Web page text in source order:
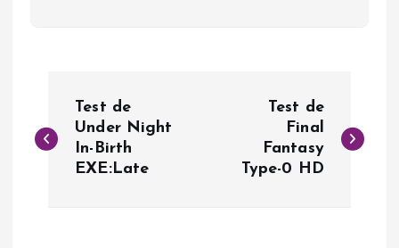
a
Test de
Under Night
In-Birth
EXE:Late
Test de
Final
Fantasy
Type-0 HD